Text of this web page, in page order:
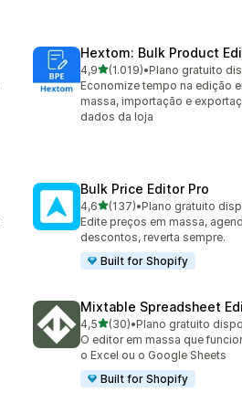
Hextom: Bulk Product
4,9de 5 estrelas
(1.019)
1019 avaliações ao todo
•Plano gratuito
Economize tempo na edição
massa, importação e
dados da loja
Bulk Price Editor Pro
4,6de 5 estrelas
(137)
137 avaliações ao todo
•Plano gratuito
Edite preços em massa,
descontos, reverta sempre.
Built for Shopify
Mixtable Spreadsheet
4,5de 5 estrelas
(30)
30 avaliações ao todo
•Plano gratuito
O editor em massa que
o Excel ou o Google Sheets
Built for Shopify